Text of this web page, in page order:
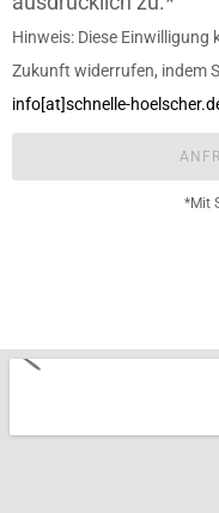
Hinweis: Diese Einwilligung
Zukunft widerrufen, indem
info[at]schnelle-
*Mit